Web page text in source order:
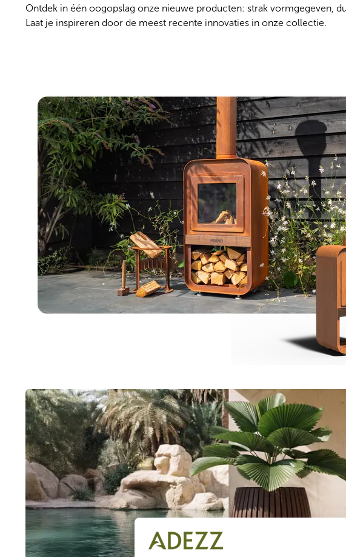
Ontdek in één oogopslag onze nieuwe producten: strak vormgegeven,
Laat je inspireren door de meest recente innovaties in onze collectie.